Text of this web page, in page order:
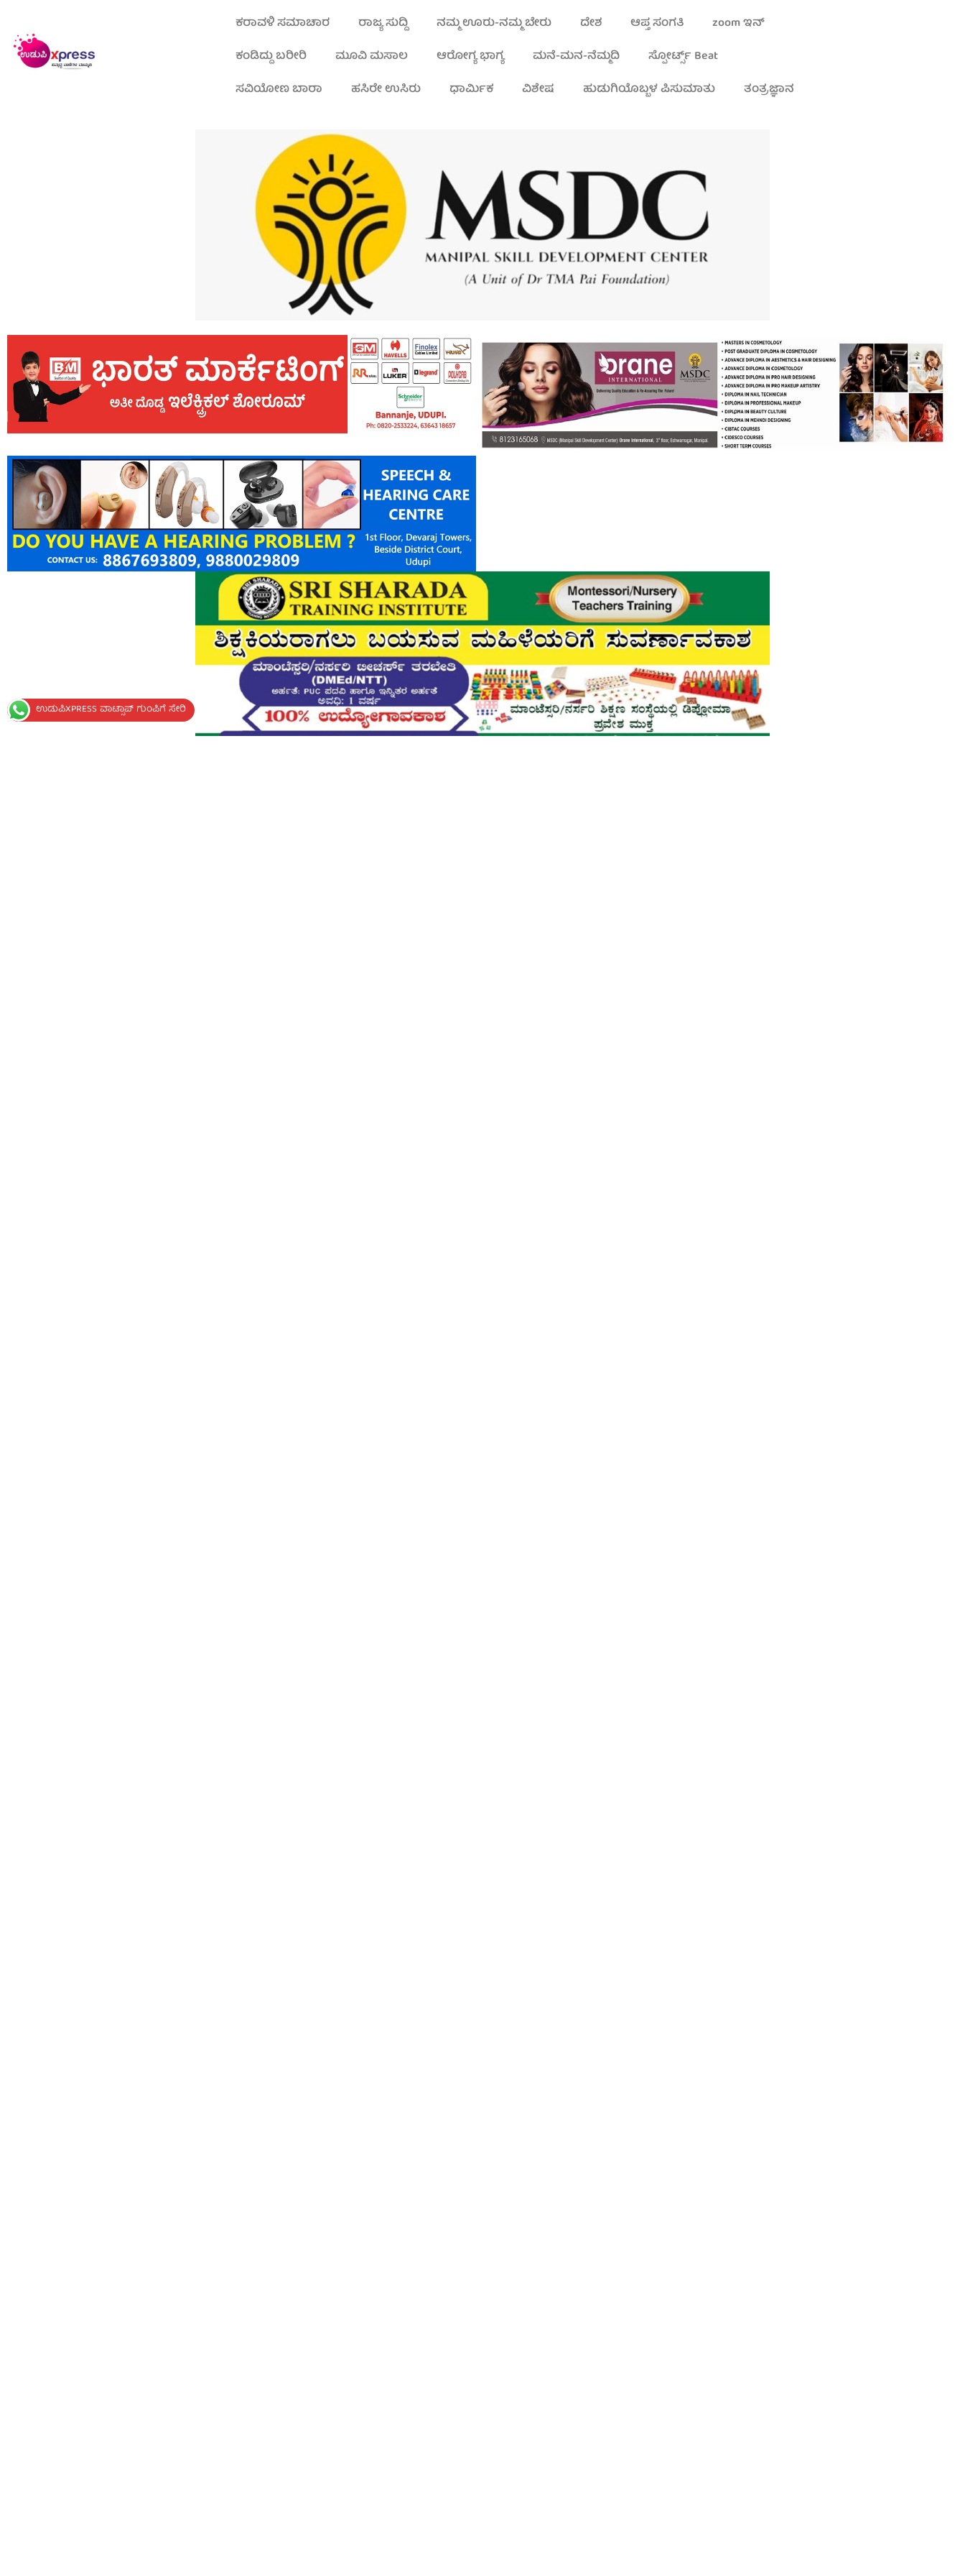
ಕರಾವಳಿ ಸಮಾಚಾರ ರಾಜ್ಯ ಸುದ್ದಿ ನಮ್ಮ ಊರು-ನಮ್ಮ ಬೇರು ದೇಶ ಆಪ್ತ ಸಂಗತಿ
zoom ಇನ್
ಕಂಡಿದ್ದು ಬರೀರಿ
ಮೂವಿ ಮಸಾಲ ಆರೋಗ್ಯ ಭಾಗ್ಯ ಮನೆ-ಮನ-ನೆಮ್ಮದಿ
ಸ್ಪೋರ್ಟ್ಸ್ Beat
ಸವಿಯೋಣ ಬಾರಾ
ಹಸಿರೇ ಉಸಿರು ಧಾರ್ಮಿಕ ವಿಶೇಷ ಹುಡುಗಿಯೊಬ್ಬಳ ಪಿಸುಮಾತು ತಂತ್ರಜ್ಞಾನ
ಉಡುಪಿXPRESS ವಾಟ್ಸಾಪ್ ಗುಂಪಿಗೆ ಸೇರಿ